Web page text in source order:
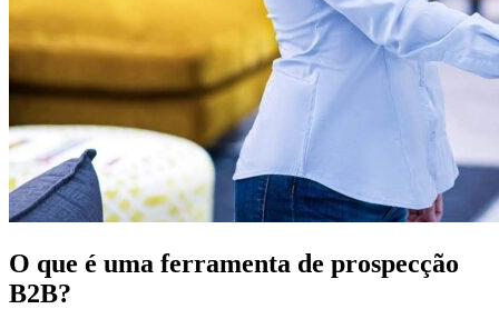
O que é uma ferramenta de prospecção
B2B?